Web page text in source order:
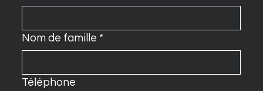
Nom de famille *
Téléphone